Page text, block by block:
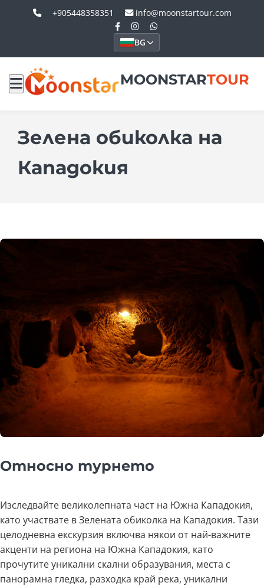
+905448358351 info@moonstartour.com
BG
MOONSTARTOUR
Зелена обиколка на
Кападокия
Относно турнето
Изследвайте великолепната част на Южна Кападокия,
като участвате в Зелената обиколка на Кападокия. Тази
целодневна екскурзия включва някои от най-важните
акценти на региона на Южна Кападокия, като
прочутите уникални скални образувания, места с
панорамна гледка, разходка край река, уникални